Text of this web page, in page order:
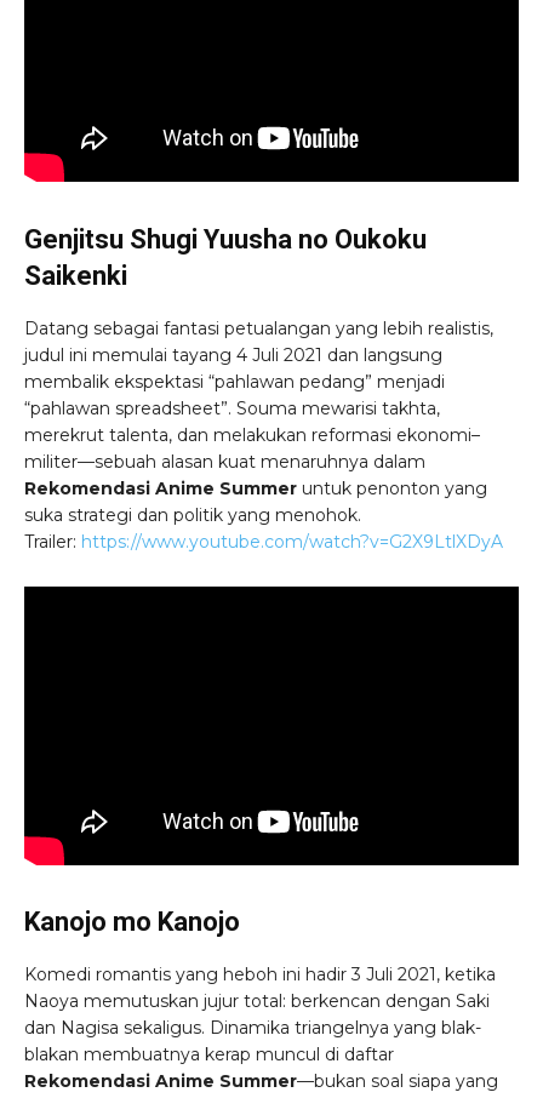
Genjitsu Shugi Yuusha no Oukoku
Saikenki
Datang sebagai fantasi petualangan yang lebih realistis,
judul ini memulai tayang 4 Juli 2021 dan langsung
membalik ekspektasi “pahlawan pedang” menjadi
“pahlawan spreadsheet”. Souma mewarisi takhta,
merekrut talenta, dan melakukan reformasi ekonomi–
militer—sebuah alasan kuat menaruhnya dalam
Rekomendasi Anime Summer untuk penonton yang
suka strategi dan politik yang menohok.
Trailer: https://www.youtube.com/watch?v=G2X9LtlXDyA
Kanojo mo Kanojo
Komedi romantis yang heboh ini hadir 3 Juli 2021, ketika
Naoya memutuskan jujur total: berkencan dengan Saki
dan Nagisa sekaligus. Dinamika triangelnya yang blak-
blakan membuatnya kerap muncul di daftar
Rekomendasi Anime Summer—bukan soal siapa yang